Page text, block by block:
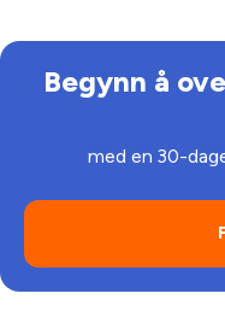
Begynn å
med en 30-